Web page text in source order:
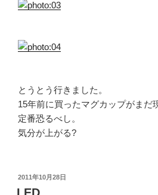
とうとう行きました。
15年前に買ったマグカップがまだ
定番恐るべし。
気分が上がる?
投
稿
2011年10月28日
LED